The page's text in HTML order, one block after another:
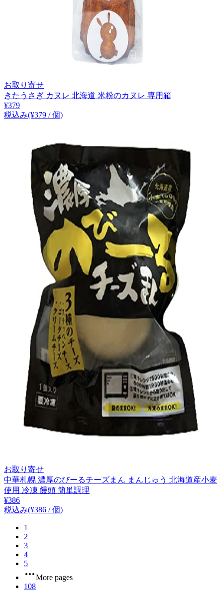
お取り寄せ
きたうさぎ カヌレ 北海道 米粉のカヌレ 専用箱
¥379
税込み(¥379 / 個)
お取り寄せ
中華札幌 濃厚のびーるチーズまん まんじゅう 北海道産小麦
使用 冷凍 饅頭 簡単調理
¥386
税込み(¥386 / 個)
1
2
3
4
5
More pages
108